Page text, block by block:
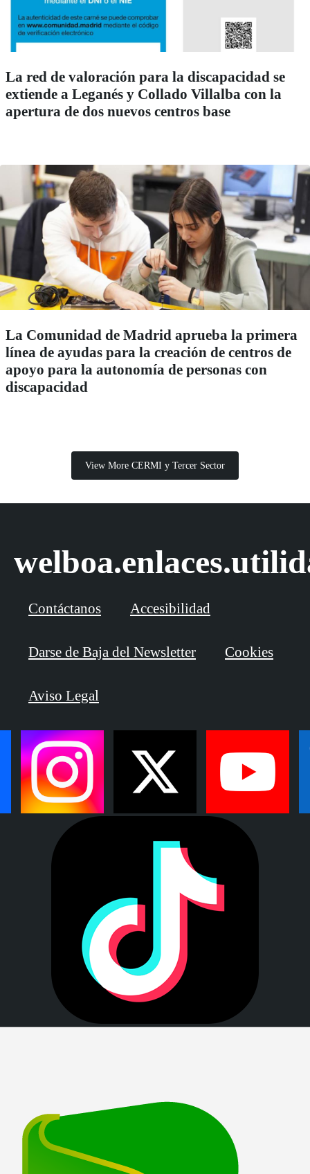
La red de valoración para la discapacidad se
extiende a Leganés y Collado Villalba con la
apertura de dos nuevos centros base
La Comunidad de Madrid aprueba la primera
línea de ayudas para la creación de centros de
apoyo para la autonomía de personas con
discapacidad
View More CERMI y Tercer Sector
Contáctanos Accesibilidad
Darse de Baja del Newsletter Cookies
Aviso Legal